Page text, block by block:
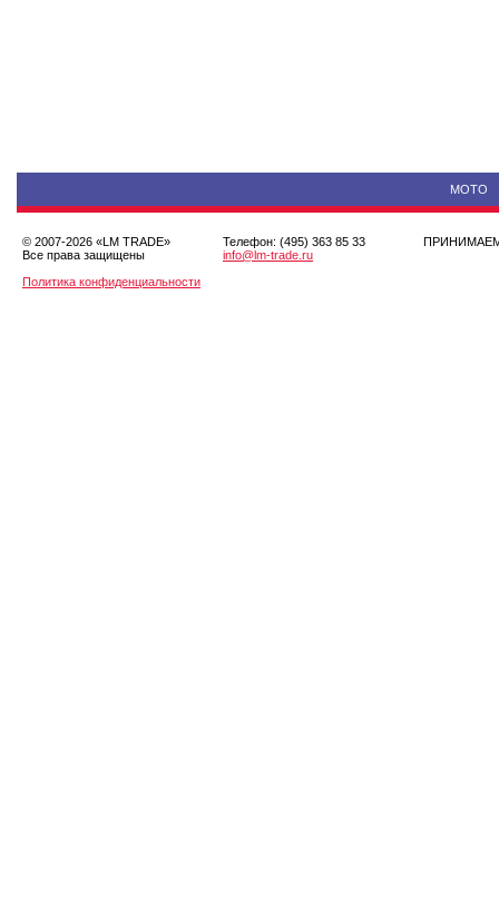
МОТО
© 2007-2026 «LM TRADE»
Все права защищены
Политика конфиденциальности
Телефон: (495) 363 85 33
info@lm-trade.ru